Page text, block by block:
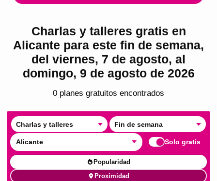
Charlas y talleres gratis en
Alicante para este fin de semana,
del viernes, 7 de agosto, al
domingo, 9 de agosto de 2026
0 planes gratuitos encontrados
Charlas y talleres Fin de semana
Alicante Solo gratis
Popularidad
Proximidad